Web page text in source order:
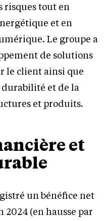
risques tout en
et en
Le groupe a
de solutions
le client ainsi que
durabilité et de la
et produits.
et
un bénéfice net
2024 (en hausse par